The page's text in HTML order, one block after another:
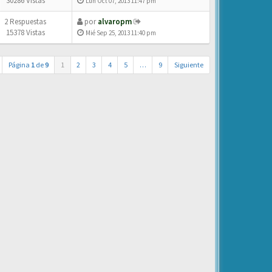
2 Respuestas
15378 Vistas
poralvaropm
Mié Sep 25, 2013 11:40 pm
Página 1 de9 1 2 3 4 5 … 9 Siguiente